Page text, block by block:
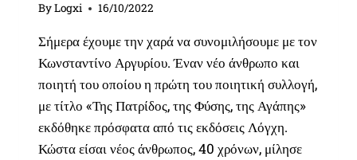
ByLogxi 16/10/2022
Σήμερα έχουμε την χαρά να συνομιλήσουμε με τον
Κωνσταντίνο Αργυρίου. Έναν νέο άνθρωπο και
ποιητή του οποίου η πρώτη του ποιητική συλλογή,
με τίτλο «Της Πατρίδος, της Φύσης, της Αγάπης»
εκδόθηκε πρόσφατα από τις εκδόσεις Λόγχη.
Κώστα είσαι νέος άνθρωπος, 40 χρόνων, μίλησε